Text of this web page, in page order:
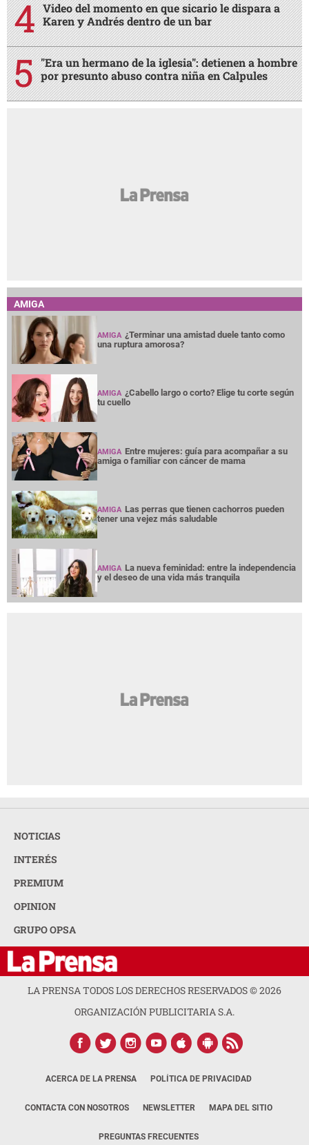
Video del momento en que sicario le dispara a
Karen y Andrés dentro de un bar
"Era un hermano de la iglesia": detienen a hombre
por presunto abuso contra niña en Calpules
AMIGA
AMIGA ¿Terminar una amistad duele tanto como
una ruptura amorosa?
AMIGA ¿Cabello largo o corto? Elige tu corte según
tu cuello
AMIGA Entre mujeres: guía para acompañar a su
amiga o familiar con cáncer de mama
AMIGA Las perras que tienen cachorros pueden
tener una vejez más saludable
AMIGA La nueva feminidad: entre la independencia
y el deseo de una vida más tranquila
NOTICIAS
INTERÉS
PREMIUM
OPINION
GRUPO OPSA
LA PRENSA TODOS LOS DERECHOS RESERVADOS ©2026
ORGANIZACIÓN PUBLICITARIA S.A.
ACERCA DE LA PRENSA POLÍTICA DE PRIVACIDAD
CONTACTA CON NOSOTROS NEWSLETTER MAPA DEL SITIO
PREGUNTAS FRECUENTES